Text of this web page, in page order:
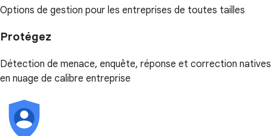
Options de gestion pour les entreprises de toutes tailles
Protégez
Détection de menace, enquête, réponse et correction natives
en nuage de calibre entreprise